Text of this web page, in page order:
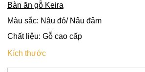
Bàn ăn gỗ Keira
Màu sắc: Nâu đỏ/ Nâu đậm
Chất liệu: Gỗ cao cấp
Kích thước